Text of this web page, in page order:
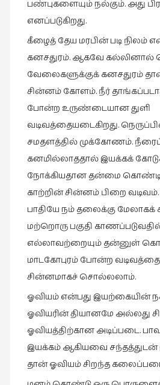
நாவல்கள்
நாவல்கள்
நினைவுகுறிப்பு
நுண்கலை
நுண்கலை
நூலக
மனிதர்கள்
நேர்காணல்
படித்தவை
பயணங்கள்
பண்புகளையும் நல்கும். அது
எனப்படுகிறது.
கீழைத் தேய மரபின் படி நிலம்
கனசதுரம். ஆகவே கல்லினால்
வேலைகளுக்குக் கனசதுரம்
சின்னம் கோளம். நீர்
போன்ற உருண்டையான துளி
வடிவத்தையடைகிறது.
சமதளத்தில் முக்கோணம்.
கனமில்லாததால் இயக்கக்
நோக்கியதான தன்மை
காற்றின் சின்னம் பிறை
பாதியே நம் தலைக்கு மேலாகக்
மற்றொரு பகுதி
எல்லாவற்றையும் தன்னுள்
மாடகோபுரம் போன்ற
சின்னமாகச் சொல்லலாம்.
ஓவியம் என்பது இயற்கையின்
ஓவியரின் தியானமே அல்லது
ஓவியத்திற்கான அடிப்படை.
இயக்கம் ஆகியவை சந்தத்துடன்
தான் ஓவியம் சிறந்த